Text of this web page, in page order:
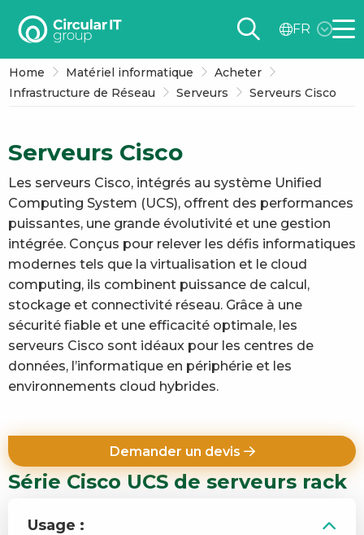
Circular
group
–
FR
Home Matériel informatique
Acheter
Infrastructure de Réseau
Serveurs Serveurs Cisco
Serveurs Cisco
Les serveurs Cisco, intégrés au système Unified
Computing System (UCS), offrent des performances
puissantes, une grande évolutivité et une gestion
intégrée. Conçus pour relever les défis informatiques
modernes tels que la virtualisation et le cloud
computing, ils combinent puissance de calcul,
stockage et connectivité réseau. Grâce à une
sécurité fiable et une efficacité optimale, les
serveurs Cisco sont idéaux pour les centres de
données, l’informatique en périphérie et les
environnements cloud hybrides.
Demander un devis
Série Cisco UCS de serveurs rack
Usage :